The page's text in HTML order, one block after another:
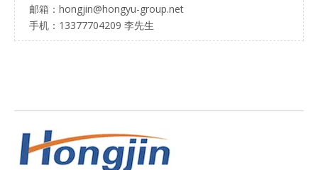
邮箱：hongjin@hongyu-group.net
手机：13377704209 李先生